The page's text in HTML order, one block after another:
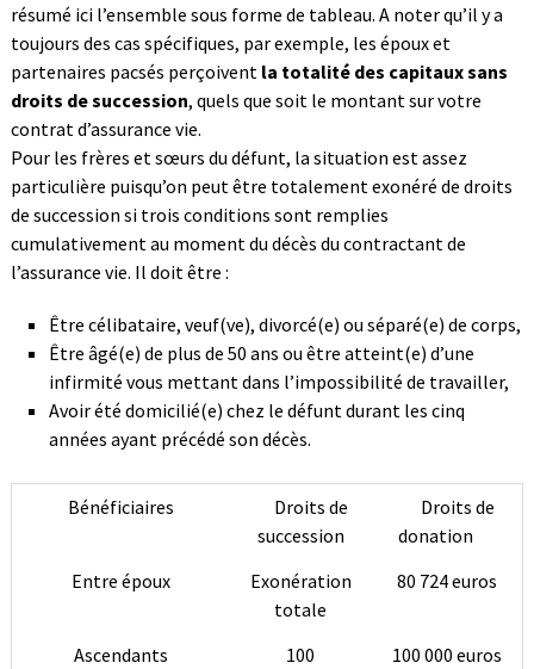
résumé ici l’ensemble sous forme de tableau. A noter qu’il y a
toujours des cas spécifiques, par exemple, les époux et
partenaires pacsés perçoivent la totalité des capitaux sans
droits de succession, quels que soit le montant sur votre
contrat d’assurance vie.
Pour les frères et sœurs du défunt, la situation est assez
particulière puisqu’on peut être totalement exonéré de droits
de succession si trois conditions sont remplies
cumulativement au moment du décès du contractant de
l’assurance vie. Il doit être :
Être célibataire, veuf(ve), divorcé(e) ou séparé(e) de corps,
Être âgé(e) de plus de 50 ans ou être atteint(e) d’une
infirmité vous mettant dans l’impossibilité de travailler,
Avoir été domicilié(e) chez le défunt durant les cinq
années ayant précédé son décès.
Bénéficiaires
Droits de
succession
Droits de
donation
Entre époux
Exonération
totale
80 724 euros
Ascendants
100
100 000 euros